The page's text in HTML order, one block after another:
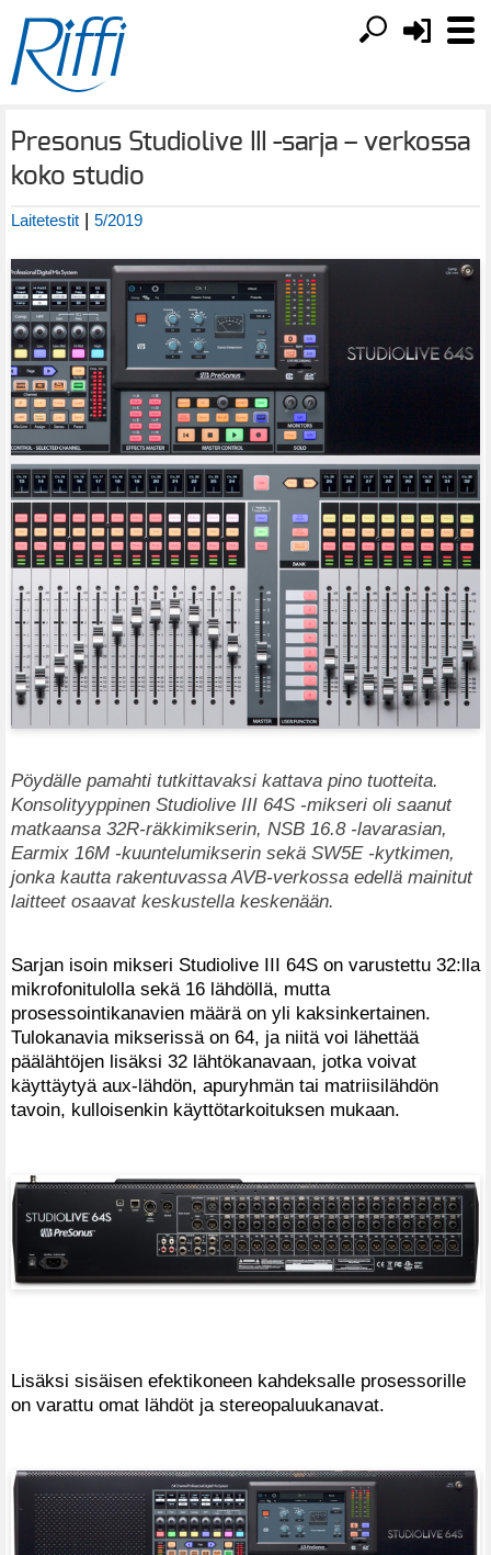
Presonus Studiolive III -sarja – verkossa
koko studio
Laitetestit | 5/2019
Pöydälle pamahti tutkittavaksi kattava pino tuotteita.
Konsolityyppinen Studiolive III 64S -mikseri oli saanut
matkaansa 32R-räkkimikserin, NSB 16.8 -lavarasian,
Earmix 16M -kuuntelumikserin sekä SW5E -kytkimen,
jonka kautta rakentuvassa AVB-verkossa edellä mainitut
laitteet osaavat keskustella keskenään.
Sarjan isoin mikseri Studiolive III 64S on varustettu 32:lla
mikrofonitulolla sekä 16 lähdöllä, mutta
prosessointikanavien määrä on yli kaksinkertainen.
Tulokanavia mikserissä on 64, ja niitä voi lähettää
päälähtöjen lisäksi 32 lähtökanavaan, jotka voivat
käyttäytyä aux-lähdön, apuryhmän tai matriisilähdön
tavoin, kulloisenkin käyttötarkoituksen mukaan.
Lisäksi sisäisen efektikoneen kahdeksalle prosessorille
on varattu omat lähdöt ja stereopaluukanavat.